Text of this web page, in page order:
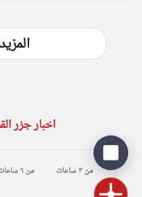
اخبار جزر
من ٣ ساعات من ٦ ساعات